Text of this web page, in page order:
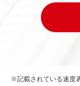
※記載されている速度